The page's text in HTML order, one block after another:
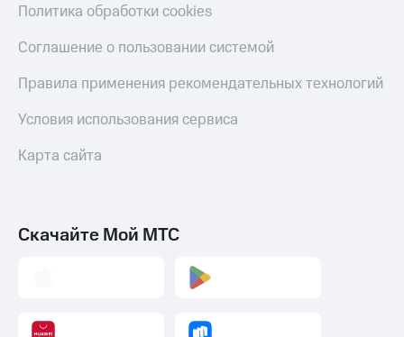
Политика обработки cookies
Соглашение о пользовании системой
Правила применения рекомендательных технологий
Условия использования сервиса
Карта сайта
Скачайте Мой МТС